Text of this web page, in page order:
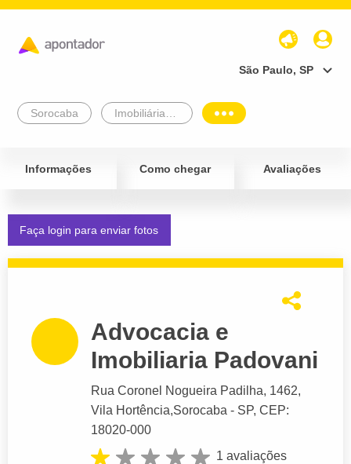
São Paulo, SP
Sorocaba
Informações Como chegar Avaliações
Faça login para enviar fotos
Advocacia e
Imobiliaria Padovani
Rua Coronel Nogueira Padilha, 1462,
Vila Hortência,Sorocaba - SP, CEP:
18020-000
1 avaliações